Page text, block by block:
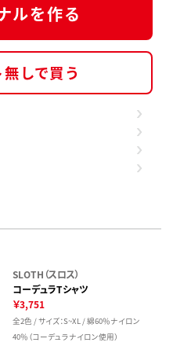
ルを作る
無しで買う
SLOTH（スロス）
コーデュラTシャツ
￥3,751
全2色 / サイズ：S~XL / 綿60％ナイロン
40％（コーデュラナイロン使用）